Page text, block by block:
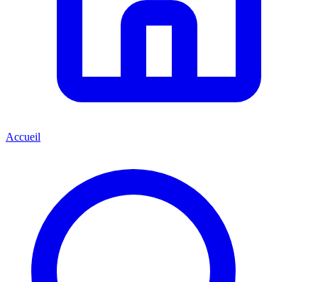
Accueil